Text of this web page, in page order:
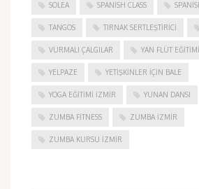
SOLEA SPANISH CLASS
TANGOS TIRNAK SERTLEŞTIRICI
VURMALI ÇALGILAR YAN FLÜT
YELPAZE YETIŞKINLER IÇIN BALE
YOGA EĞITIMI İZMIR YUNAN DANSI
ZUMBA FITNESS ZUMBA İZMIR
ZUMBA KURSU İZMIR